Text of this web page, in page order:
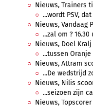
Nieuws, Trainers
...wordt PSV,
Nieuws, Vandaag
...zal om ? 16.30
Nieuws, Doel
...tussen
Nieuws, Attram
...De wedstrijd
Nieuws, Nilis
...seizoen zijn
Nieuws,